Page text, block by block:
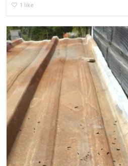
1 like